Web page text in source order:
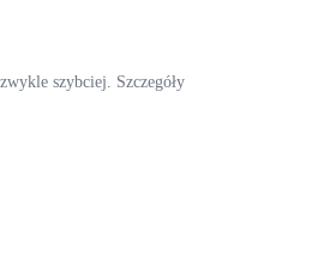
szybciej. Szczegóły